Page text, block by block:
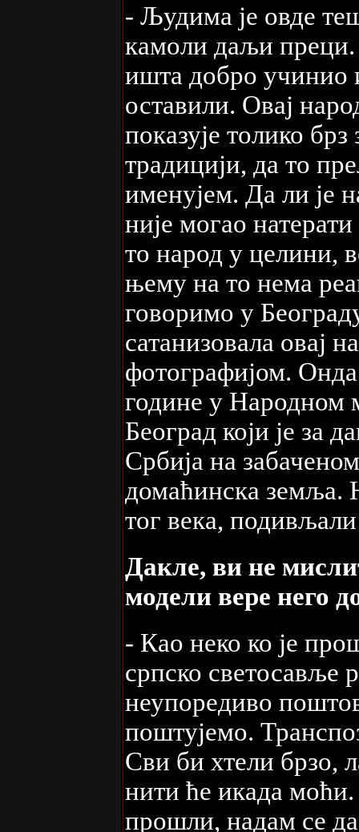
- Људима је овде
камоли даљи преци.
ишта добро учинио
оставили. Овај
показује толико
традицији, да то
именујем. Да ли је
није могао
то народ у целини,
њему на то нема
говоримо у
сатанизовала овај
фотографијом.
године у Народном
Београд који је за
Србија на
домаћинска земља.
тог века,
Дакле, ви не
модели вере него
- Као неко ко је
српско светосавље
неупоредиво
поштујемо.
Сви би хтели брзо,
нити ће икада
прошли, надам се